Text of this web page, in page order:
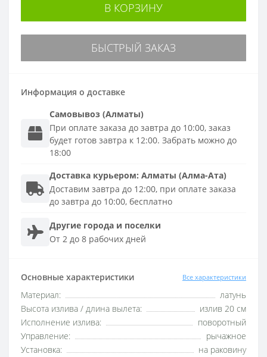
В КОРЗИНУ
БЫСТРЫЙ ЗАКАЗ
Информация о доставке
Самовывоз (Алматы)
При оплате заказа до завтра до 10:00, заказ
будет готов завтра к 12:00. Забрать можно до
18:00
Доставка курьером: Алматы (Алма-Ата)
Доставим завтра до 12:00, при оплате заказа
до завтра до 10:00, бесплатно
Другие города и поселки
От 2 до 8 рабочих дней
Основные характеристики Все характеристики
Материал:
латунь
Высота излива / длина вылета:
излив 20 см
Исполнение излива:
поворотный
Управление:
рычажное
Установка:
на раковину